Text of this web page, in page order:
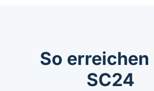
So erreichen
SC24